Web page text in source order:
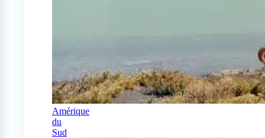
Amérique
du
Sud